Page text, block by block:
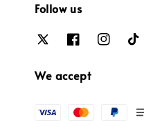
Follow us
We accept